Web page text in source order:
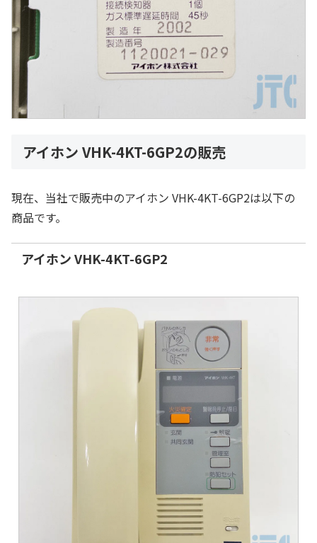
アイホン VHK-4KT-6GP2の販売
現在、当社で販売中のアイホン VHK-4KT-6GP2は以下の
商品です。
アイホン VHK-4KT-6GP2